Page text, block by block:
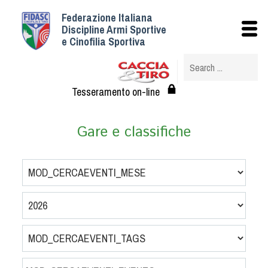
Federazione Italiana
Discipline Armi Sportive
e Cinofilia Sportiva
Tesseramento on-line
Gare e classifiche
Istituzionale
Struttura
Albo Veterinari federali
Tesseramento e Affiliazioni
Circolari
Federazione Trasparente
Convenzioni
Società
Tesserati